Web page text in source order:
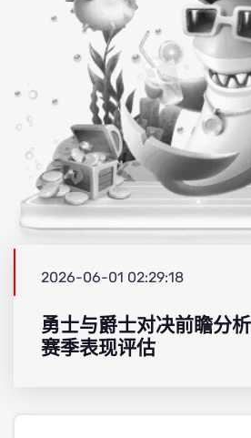
2026-06-01 02:29:18
勇士与爵士对决前瞻分
赛季表现评估